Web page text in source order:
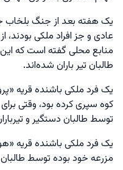
عادی و جز افراد ملکی
منابع محلی گفته است که
طالبان تیر باران شده‌اند.
یک فرد ملکی باشنده قریه
کوه سپری کرده بود، وقتی
توسط طالبان دستگیر و
یک فرد ملکی باشنده قریه
مزرعه خود بوده توسط